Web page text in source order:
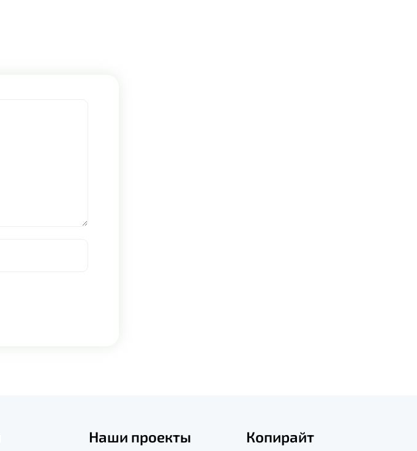
Наши проекты Копирайт